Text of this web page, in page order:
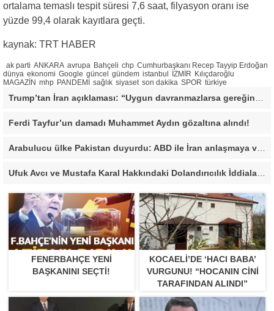
ortalama temaslı tespit süresi 7,6 saat, filyasyon oranı ise
yüzde 99,4 olarak kayıtlara geçti.
kaynak: TRT HABER
ak parti ANKARA avrupa Bahçeli chp Cumhurbaşkanı Recep Tayyip Erdoğan
dünya ekonomi Google güncel gündem istanbul İZMİR Kılıçdaroğlu
MAGAZİN mhp PANDEMİ sağlık siyaset son dakika SPOR türkiye
Ferdi Tayfur’un damadı Muhammet Aydın gözaltına alındı!
Arabulucu ülke Pakistan duyurdu: ABD ile İran anlaşmaya vardı
Ufuk Avcı ve Mustafa Karal Hakkındaki Dolandırıcılık İddiaları Büyüyor
FENERBAHÇE YENI
BAŞKANINI SEÇTI!
KOCAELI’DE ‘HACI BABA’
VURGUNU! “HOCANIN CINI
TARAFINDAN ALINDI”